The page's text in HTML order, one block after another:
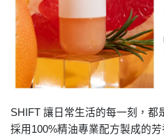
SHIFT 讓日常生活的每一刻，都
採用 100%精油專業配方製成的